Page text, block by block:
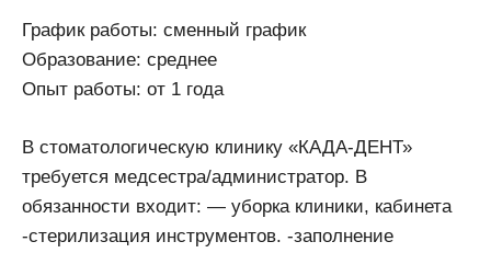
График работы: сменный график
Образование: среднее
Опыт работы: от 1 года
В стоматологическую клинику «КАДА-ДЕНТ»
требуется медсестра/администратор. В
обязанности входит: — уборка клиники, кабинета
-стерилизация инструментов. -заполнение